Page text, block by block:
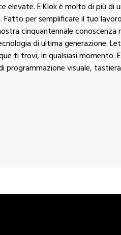
elevate. E·Klok è molto di più di
Fatto per semplificare il tuo
cinquantennale conoscenza
di ultima generazione.
ti trovi, in qualsiasi momento.
programmazione visuale,